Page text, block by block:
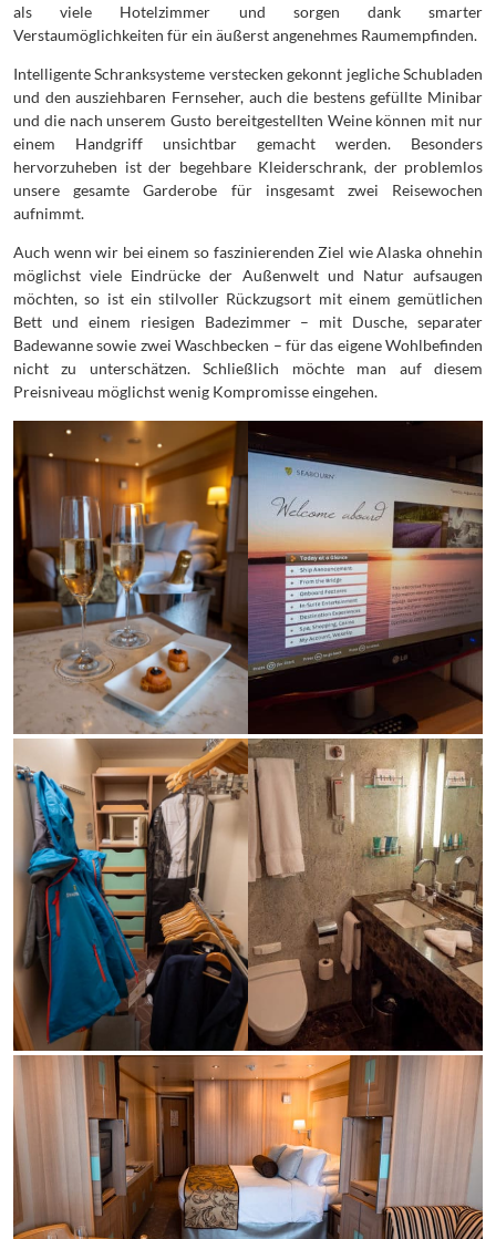
als viele Hotelzimmer und sorgen dank smarter
Verstaumöglichkeiten für ein äußerst angenehmes Raumempfinden.
Intelligente Schranksysteme verstecken gekonnt jegliche Schubladen
und den ausziehbaren Fernseher, auch die bestens gefüllte Minibar
und die nach unserem Gusto bereitgestellten Weine können mit nur
einem Handgriff unsichtbar gemacht werden. Besonders
hervorzuheben ist der begehbare Kleiderschrank, der problemlos
unsere gesamte Garderobe für insgesamt zwei Reisewochen
aufnimmt.
Auch wenn wir bei einem so faszinierenden Ziel wie Alaska ohnehin
möglichst viele Eindrücke der Außenwelt und Natur aufsaugen
möchten, so ist ein stilvoller Rückzugsort mit einem gemütlichen
Bett und einem riesigen Badezimmer – mit Dusche, separater
Badewanne sowie zwei Waschbecken – für das eigene Wohlbefinden
nicht zu unterschätzen. Schließlich möchte man auf diesem
Preisniveau möglichst wenig Kompromisse eingehen.